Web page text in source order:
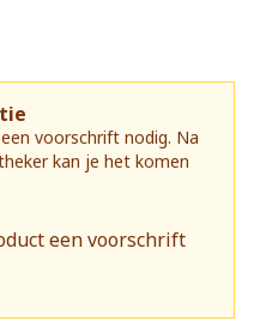
voorschrift nodig. Na
kan je het komen
een voorschrift